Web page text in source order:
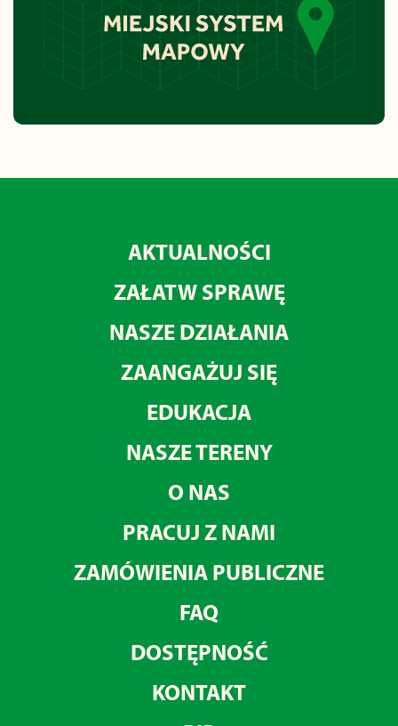
AKTUALNOŚCI
ZAŁATW SPRAWĘ
NASZE DZIAŁANIA
ZAANGAŻUJ SIĘ
EDUKACJA
NASZE TERENY
O NAS
PRACUJ Z NAMI
ZAMÓWIENIA PUBLICZNE
FAQ
DOSTĘPNOŚĆ
KONTAKT